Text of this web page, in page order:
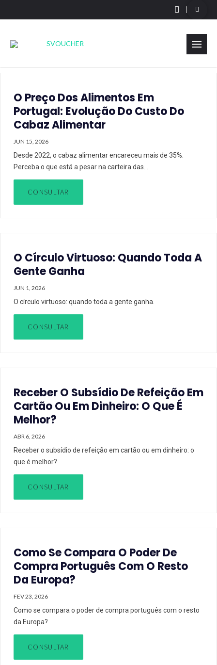
O Preço Dos Alimentos Em
Portugal: Evolução Do Custo Do
Cabaz Alimentar
JUN 15, 2026
Desde 2022, o cabaz alimentar encareceu mais de 35%.
Perceba o que está a pesar na carteira das…
CONSULTAR
O Círculo Virtuoso: Quando Toda A
Gente Ganha
JUN 1, 2026
O círculo virtuoso: quando toda a gente ganha.
CONSULTAR
Receber O Subsídio De Refeição Em
Cartão Ou Em Dinheiro: O Que É
Melhor?
ABR 6, 2026
Receber o subsídio de refeição em cartão ou em dinheiro: o
que é melhor?
CONSULTAR
Como Se Compara O Poder De
Compra Português Com O Resto
Da Europa?
FEV 23, 2026
Como se compara o poder de compra português com o resto
da Europa?
CONSULTAR